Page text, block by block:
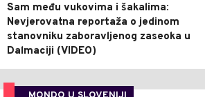
Sam među vukovima i šakalima:
Nevjerovatna reportaža o jedinom
stanovniku zaboravljenog zaseoka u
Dalmaciji (VIDEO)